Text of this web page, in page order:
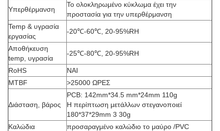
Υπερθέρμανση
Το ολοκληρωμένο κύκλωμα έχει την
προστασία για την υπερθέρμανση
Temp & υγρασία
εργασίας
-20℃-60℃, 20-95%RH
Αποθήκευση
temp, υγρασία
-25℃-80℃, 20-95%RH
RoHS
ΝΑΙ
MTBF
>25000 ΩΡΕΣ
Διάσταση, βάρος
PCB: 142mm*34.5 mm*24mm 110g
Η περίπτωση μετάλλων στεγανοποιεί
180*37*29mm 3 30g
Καλώδια
προσαραγμένο καλώδιο το μαύρο /PVC